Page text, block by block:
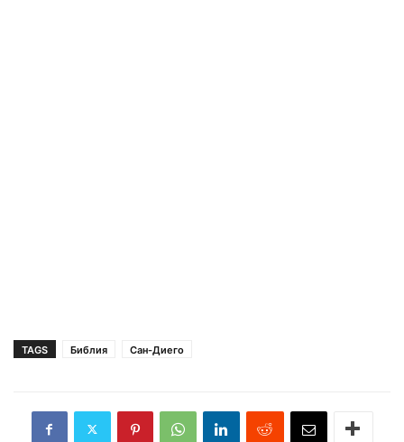
TAGS Библия Сан-Диего